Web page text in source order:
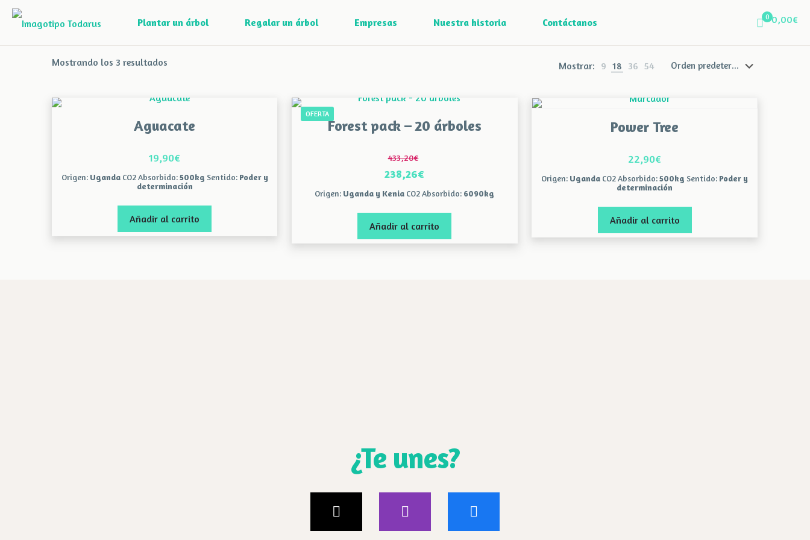
Plantar un árbol Regalar un árbol Empresas Nuestra historia Contáctanos 0 0,00€
Mostrando los 3 resultados Mostrar: 9 18 36 54
Aguacate
19,90€
Origen: UgandaCO2 Absorbido:500kg Sentido: Poder y
determinación
Añadir al carrito
OFERTA
Forest pack – 20 árboles
433,20€
El
precio
era:
433,20€.
238,26€
El
actual
es:
Origen: Uganda y Kenia CO2 Absorbido: 6090kg
Añadir al carrito
Power Tree
22,90€
Origen: Uganda CO2 Absorbido:500kg Sentido: Poder y
determinación
Añadir al carrito
¿Te unes?